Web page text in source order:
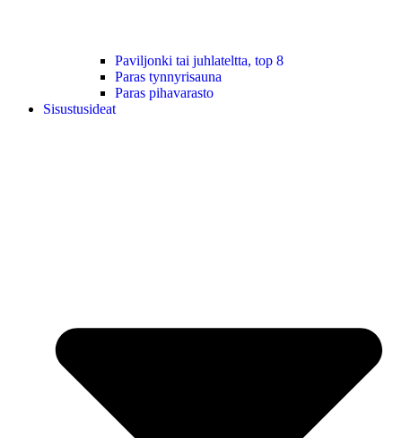
Paviljonki tai juhlateltta, top 8
Paras tynnyrisauna
Paras pihavarasto
Sisustusideat